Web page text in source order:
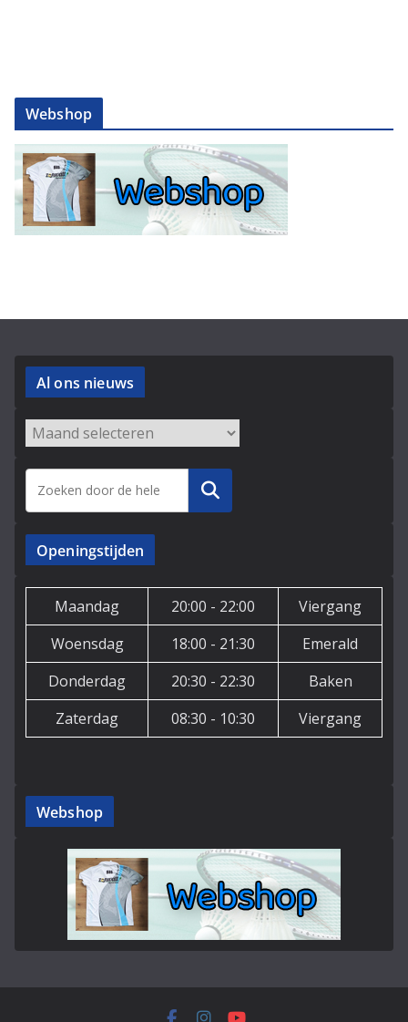
Webshop
Al ons nieuws
Archieven
Zoeken
Openingstijden
Maandag 20:00 - 22:00
Viergang
Woensdag
18:00 - 21:30
Emerald
Donderdag
20:30 - 22:30
Baken
Zaterdag
08:30 - 10:30 Viergang
Webshop